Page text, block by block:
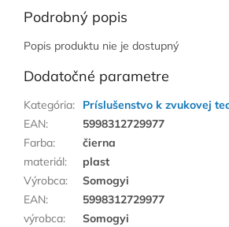
Podrobný popis
Popis produktu nie je dostupný
Dodatočné parametre
Kategória:
Príslušenstvo k zvukovej
EAN:
5998312729977
Farba:
čierna
materiál:
plast
Výrobca:
Somogyi
EAN:
5998312729977
výrobca:
Somogyi